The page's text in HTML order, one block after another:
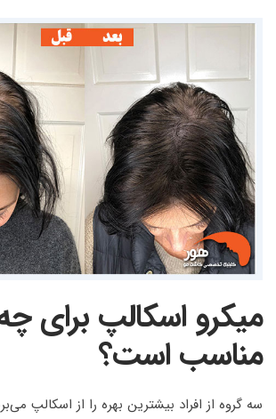
میکرو اسکالپ برای
مناسب است؟
سه گروه از افراد بیشترین بهره را از اسکالپ